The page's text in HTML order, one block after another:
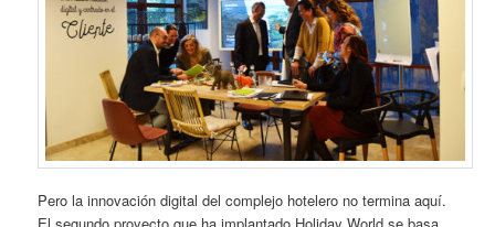
Pero la innovación digital del complejo hotelero no termina aquí.
El segundo proyecto que ha implantado Holiday World se basa